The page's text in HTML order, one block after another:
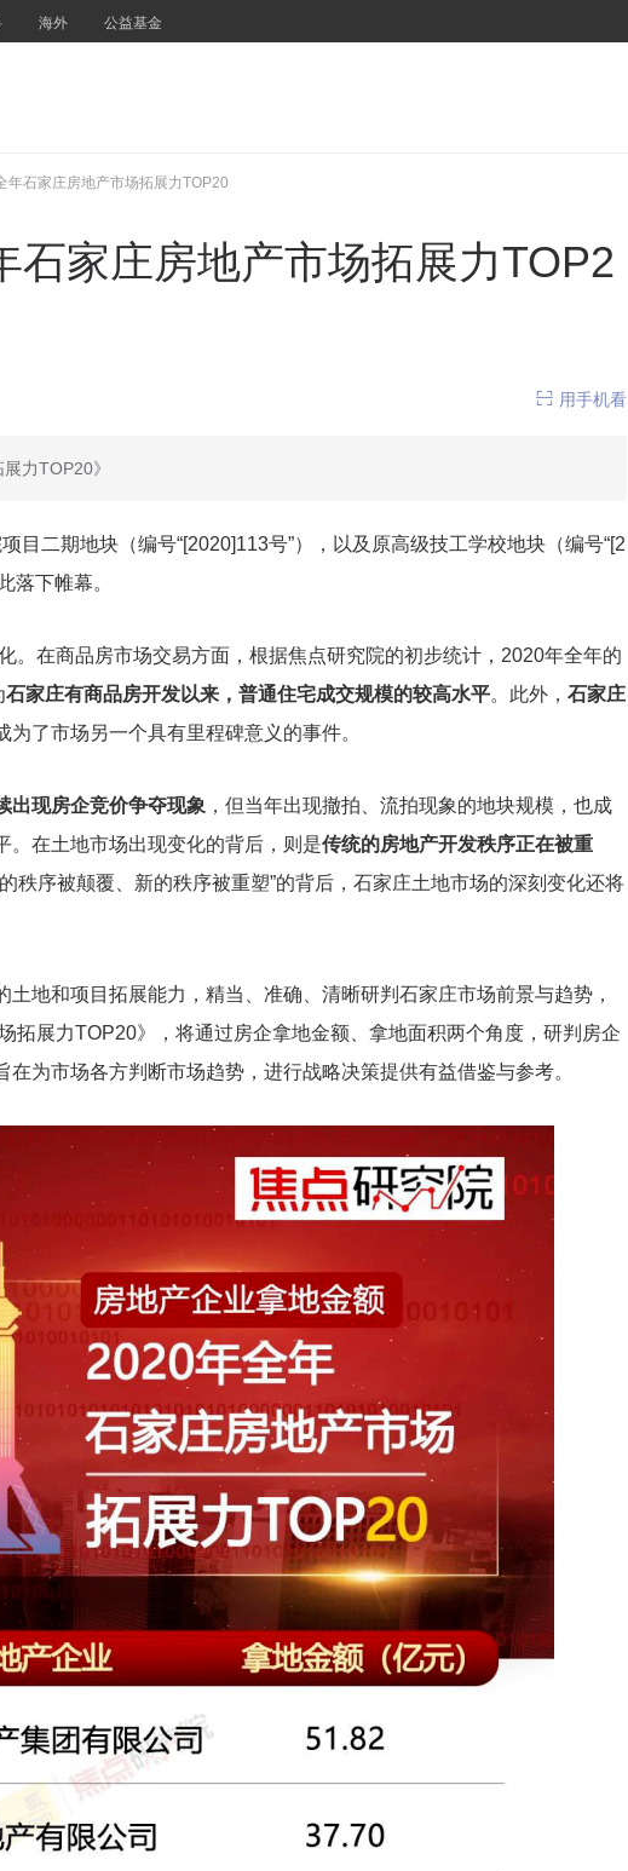
海外 公益基金
年石家庄房地产市场拓展力TOP20
石家庄房地产市场拓展力TOP2
 用手机看
力TOP20》
目二期地块（编号“[2020]113号”），以及原高级技工学校地块（编号“[2
落下帷幕。
。在商品房市场交易方面，根据焦点研究院的初步统计，2020年全年的
石家庄有商品房开发以来，普通住宅成交规模的较高水平。此外， 石家庄
为了市场另一个具有里程碑意义的事件。
出现房企竞价争夺现象 ，但当年出现撤拍、流拍现象的地块规模，也成
。在土地市场出现变化的背后，则是传统的房地产开发秩序正在被重
的秩序被颠覆、新的秩序被重塑”的背后，石家庄土地市场的深刻变化还将
地和项目拓展能力，精当、准确、清晰研判石家庄市场前景与趋势，
拓展力TOP20》，将通过房企拿地金额、拿地面积两个角度，研判房企
为市场各方判断市场趋势，进行战略决策提供有益借鉴与参考。